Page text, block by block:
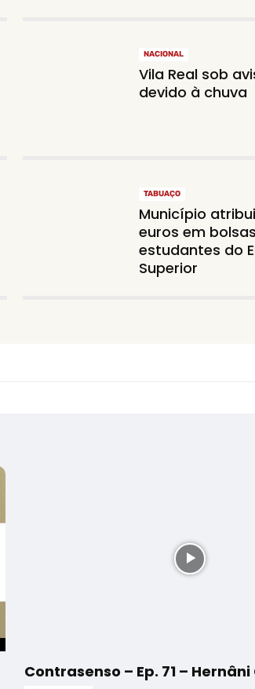
NACIONAL
Vila Real sob
devido à chuva
TABUAÇO
Município
euros em
estudantes do
Superior
Contrasenso – Ep. 71 –